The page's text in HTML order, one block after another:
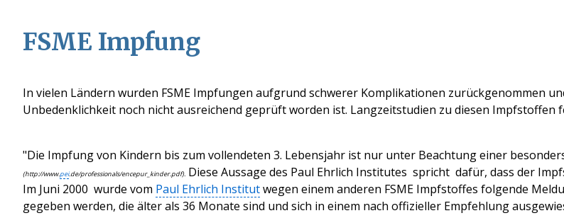
FSME Impfung
In vielen Ländern wurden FSME Impfungen aufgrund schwerer Komplikationen zurückgenommen
Unbedenklichkeit noch nicht ausreichend geprüft worden ist. Langzeitstudien zu diesen Impfstoffen
"Die Impfung von Kindern bis zum vollendeten 3. Lebensjahr ist nur unter Beachtung einer
(http://www.pei.de/professionals/encepur_kinder.pdf). Diese Aussage des Paul Ehrlich Institutes spricht dafür, dass der
Im Juni 2000 wurde vom Paul Ehrlich Institutwegen einem anderen FSME Impfstoffes folgende
gegeben werden, die älter als 36 Monate sind und sich in einem nach offizieller Empfehlung